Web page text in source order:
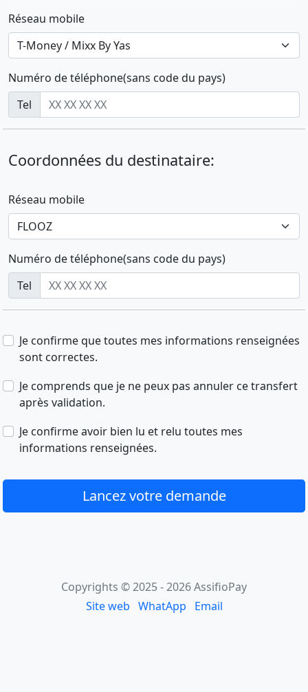
Réseau mobile
Numéro de téléphone(sans code du pays)
Tel
Coordonnées du destinataire:
Réseau mobile
Numéro de téléphone(sans code du pays)
Tel
Je confirme que toutes mes informations renseignées
sont correctes.
Je comprends que je ne peux pas annuler ce transfert
après validation.
Je confirme avoir bien lu et relu toutes mes
informations renseignées.
Lancez votre demande
Copyrights © 2025 - 2026 AssifioPay
Site web WhatApp Email